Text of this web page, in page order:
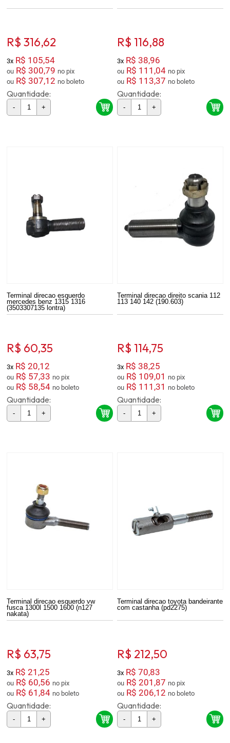
R$ 316,62
3x R$ 105,54
ou R$ 300,79
no pix
ou R$ 307,12 no boleto
Quantidade:
- +
R$ 116,88
3x R$ 38,96
ou R$ 111,04
no pix
ou R$ 113,37 no boleto
Quantidade:
- +
Terminal direcao esquerdo
mercedes benz 1315 1316
(3503307135 lontra)
R$ 60,35
3x R$ 20,12
ou R$ 57,33
no pix
ou R$ 58,54 no boleto
Quantidade:
- +
Terminal direcao direito scania 112
113 140 142 (190.603)
R$ 114,75
3x R$ 38,25
ou R$ 109,01
no pix
ou R$ 111,31 no boleto
Quantidade:
- +
Terminal direcao esquerdo vw
fusca 1300l 1500 1600 (n127
nakata)
R$ 63,75
3x R$ 21,25
ou R$ 60,56
no pix
ou R$ 61,84 no boleto
Quantidade:
- +
Terminal direcao toyota bandeirante
com castanha (pd2275)
R$ 212,50
3x R$ 70,83
ou R$ 201,87
no pix
ou R$ 206,12 no boleto
Quantidade:
- +